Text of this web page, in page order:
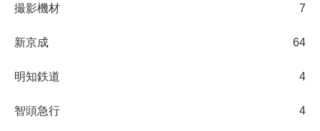
撮影機材 7
新京成 64
明知鉄道 4
智頭急行 4